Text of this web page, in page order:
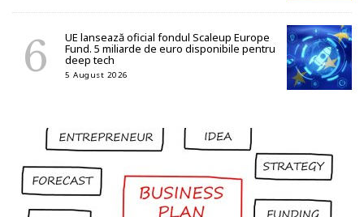
UE lansează oficial fondul Scaleup Europe
Fund. 5 miliarde de euro disponibile pentru
deep tech
5 August 2026